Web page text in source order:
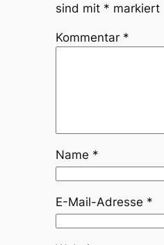
sind mit * markiert
Kommentar *
Name *
E-Mail-Adresse *